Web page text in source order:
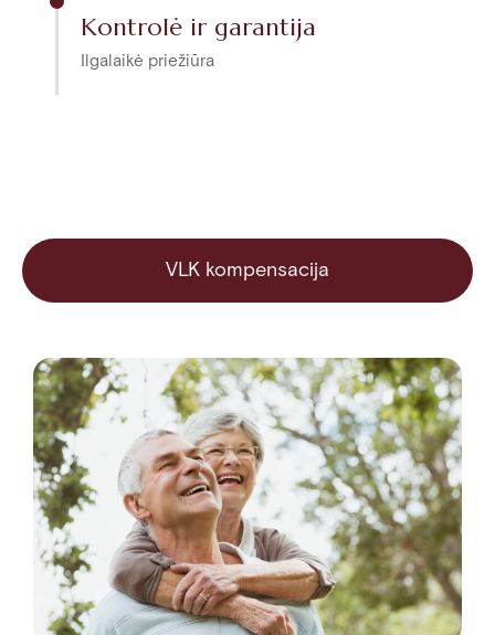
Kontrolė ir garantija
Ilgalaikė priežiūra
VLK kompensacija